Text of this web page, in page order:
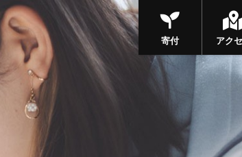
アク
寄付